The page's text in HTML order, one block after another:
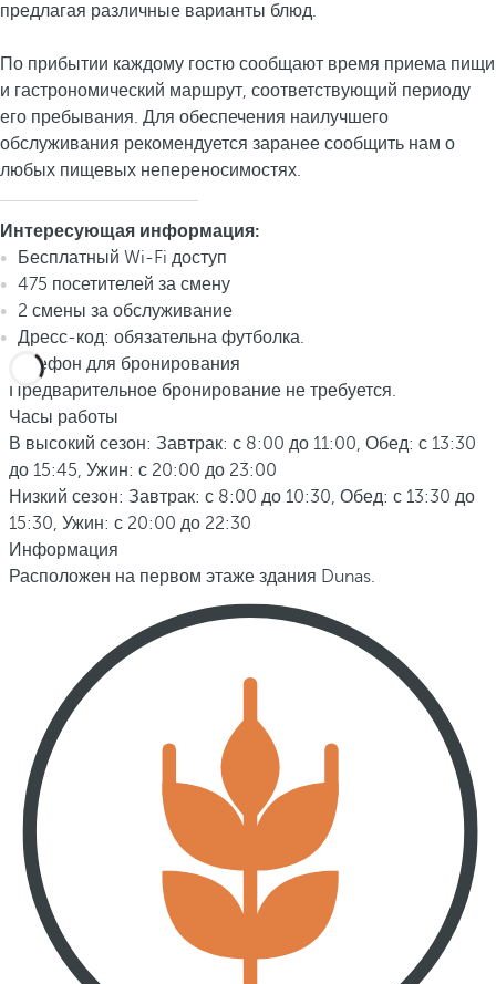
предлагая различные варианты блюд.
По прибытии каждому гостю сообщают время приема пищи
и гастрономический маршрут, соответствующий периоду
его пребывания. Для обеспечения наилучшего
обслуживания рекомендуется заранее сообщить нам о
любых пищевых непереносимостях.
Интересующая информация:
Бесплатный Wi-Fi доступ
475 посетителей за смену
2 смены за обслуживание
Дресс-код: обязательна футболка.
Телефон для бронирования
Предварительное бронирование не требуется.
Часы работы
В высокий сезон: Завтрак: с 8:00 до 11:00, Обед: с 13:30
до 15:45, Ужин: с 20:00 до 23:00
Низкий сезон: Завтрак: с 8:00 до 10:30, Обед: с 13:30 до
15:30, Ужин: с 20:00 до 22:30
Информация
Расположен на первом этаже здания Dunas.